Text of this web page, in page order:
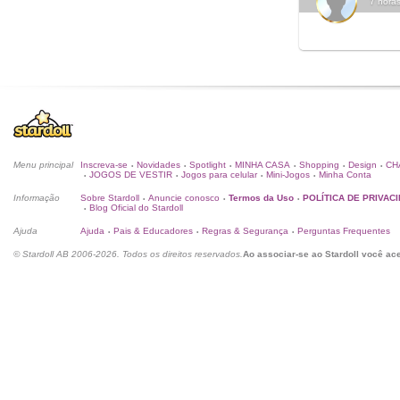
Menu principal Inscreva-se • Novidades • Spotlight • MINHA CASA • Shopping • Design •
• JOGOS DE VESTIR • Jogos para celular • Mini-Jogos • Minha Conta
Informação Sobre Stardoll • Anuncie conosco • Termos da Uso • POLÍTICA DE
• Blog Oficial do Stardoll
Ajuda Ajuda • Pais & Educadores • Regras & Segurança • Perguntas Frequentes
© Stardoll AB 2006-2026. Todos os direitos reservados. Ao associar-se ao Stardoll você